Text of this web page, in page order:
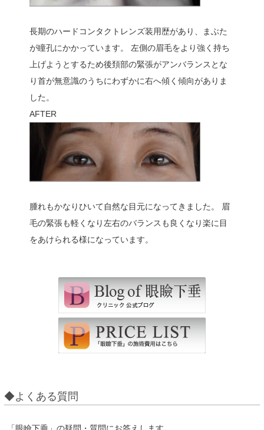
長期のハードコンタクトレンズ装用歴があり、まぶた
が瞳孔にかかっています。 左側の眉毛をより強く持ち
上げようとするため後頚部の緊張がアンバランスとな
り首が無意識のうちにわずかに右へ傾く傾向がありま
した。
AFTER
腫れもかなりひいて自然な目元になってきました。 眉
毛の緊張も軽くなり左右のバランスも良くなり楽に目
をあけられる様になっています。
◆よくある質問
「眼瞼下垂」の疑問・質問にお答えします。